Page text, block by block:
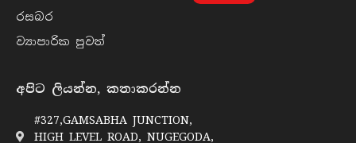
රසබ​ර
ව්‍යාපාරික පුව​ත්
අපිට ලියන්න, කතාකරන්න
#327,GAMSABHA JUNCTION,
HIGH LEVEL ROAD, NUGEGODA,